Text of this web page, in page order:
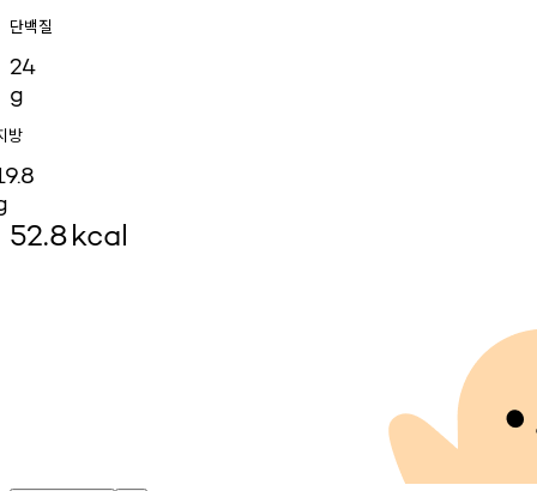
단백질
24
g
방
52.8kcal